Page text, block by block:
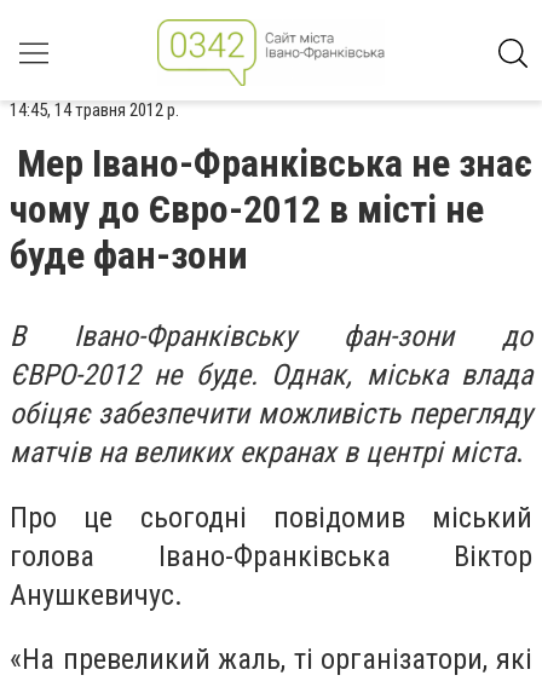
14:45, 14 травня 2012 р.
Мер Івано-Франківська не знає
чому до Євро-2012 в місті не
буде фан-зони
В Івано-Франківську фан-зони до
ЄВРО-2012 не буде. Однак, міська влада
обіцяє забезпечити можливість перегляду
матчів на великих екранах в центрі міста.
Про це сьогодні повідомив міський
голова Івано-Франківська Віктор
Анушкевичус.
«На превеликий жаль, ті організатори, які